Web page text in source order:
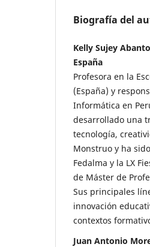
Biografía del
Kelly Sujey
España
Profesora en la
(España) y
Informática en
desarrollado una
tecnología,
Monstruo y ha
Fedalma y la LX
de Máster de
Sus principales
innovación
contextos
Juan Antonio